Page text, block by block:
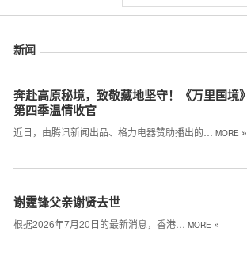
新闻
奔赴高原秘境，致敬藏地坚守！《万里国境》
第四季温情收官
近日，由腾讯新闻出品、格力电器赞助播出的… MORE »
谢霆锋父亲谢贤去世
根据2026年7月20日的最新消息，香港… MORE »